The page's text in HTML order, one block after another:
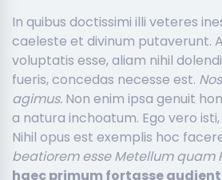
In quibus doctissimi illi veteres
caeleste et divinum putaverunt.
voluptatis esse, aliam nihil
fueris, concedas necesse est.
agimus. Non enim ipsa genuit
a natura inchoatum. Ego vero
Nihil opus est exemplis hoc
beatiorem esse Metellum quam
haec primum fortasse